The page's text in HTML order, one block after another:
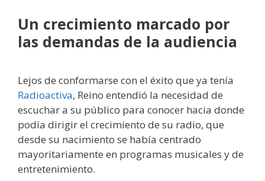
Un crecimiento marcado por
las demandas de la audiencia
Lejos de conformarse con el éxito que ya tenía
Radioactiva, Reino entendió la necesidad de
escuchar a su público para conocer hacia donde
podía dirigir el crecimiento de su radio, que
desde su nacimiento se había centrado
mayoritariamente en programas musicales y de
entretenimiento.